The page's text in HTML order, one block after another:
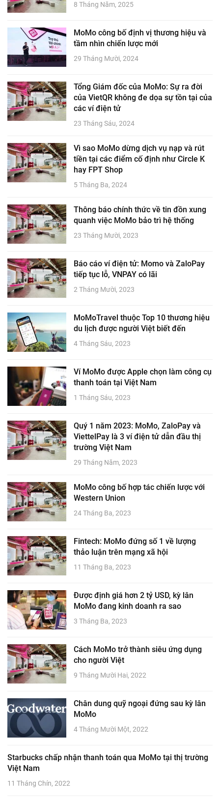
8 Tháng Năm, 2025
MoMo công bố định vị thương hiệu và
tầm nhìn chiến lược mới
29 Tháng Mười, 2024
Tổng Giám đốc của MoMo: Sự ra đời
của VietQR không đe dọa sự tồn tại của
các ví điện tử
23 Tháng Sáu, 2024
Vì sao MoMo dừng dịch vụ nạp và rút
tiền tại các điểm cố định như Circle K
hay FPT Shop
5 Tháng Ba, 2024
Thông báo chính thức về tin đồn xung
quanh việc MoMo bảo trì hệ thống
23 Tháng Mười, 2023
Báo cáo ví điện tử: Momo và ZaloPay
tiếp tục lỗ, VNPAY có lãi
2 Tháng Mười, 2023
MoMoTravel thuộc Top 10 thương hiệu
du lịch được người Việt biết đến
4 Tháng Sáu, 2023
Ví MoMo được Apple chọn làm công cụ
thanh toán tại Việt Nam
1 Tháng Sáu, 2023
Quý 1 năm 2023: MoMo, ZaloPay và
ViettelPay là 3 ví điện tử dẫn đầu thị
trường Việt Nam
29 Tháng Năm, 2023
MoMo công bố hợp tác chiến lược với
Western Union
24 Tháng Ba, 2023
Fintech: MoMo đứng số 1 về lượng
thảo luận trên mạng xã hội
11 Tháng Ba, 2023
Được định giá hơn 2 tỷ USD, kỳ lân
MoMo đang kinh doanh ra sao
3 Tháng Ba, 2023
Cách MoMo trở thành siêu ứng dụng
cho người Việt
9 Tháng Mười Hai, 2022
Chân dung quỹ ngoại đứng sau kỳ lân
MoMo
4 Tháng Mười Một, 2022
Starbucks chấp nhận thanh toán qua MoMo tại thị trường
Việt Nam
11 Tháng Chín, 2022